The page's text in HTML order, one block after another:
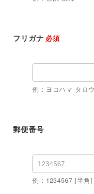
フリガナ 必須
例：ヨコハマ タロウ
郵便番号
例：1234567 [半角]